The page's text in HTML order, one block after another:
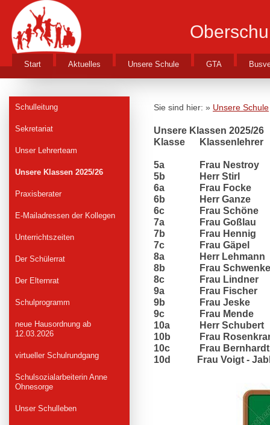
Start Aktuelles Unsere Schule GTA
Schulleitung
Sekretariat
Unser Lehrerteam
Unsere Klassen 2025/26
Praxisberater
E-Mailadressen der Kollegen
Unterrichtszeiten
Der Schülerrat
Der Elternrat
Schulprogramm
neue Hausordnung ab
12.03.2026
virtueller Schulrundgang
Schulsozialarbeiterin Anne
Ohnesorge
Unser Schulleben
Sie sind hier: » Unsere Schule
Unsere Klassen 2025/26
Klasse Klassenlehrer
5a
Frau Nestroy
5b
Herr Stirl
6a
Frau Focke
6b
Herr Ganze
6c
Frau Schöne
7a
Frau Goßlau
7b
Frau Hennig
7c
Frau Gäpel
8a
Herr Lehmann
8b
Frau Schwenke
8c
Frau Lindner
9a
Frau Fischer
9b
Frau Jeske
9c
Frau Mende
10a
Herr Schubert
10b
Frau
10c
Frau Bernhardt
10d
Frau Voigt -